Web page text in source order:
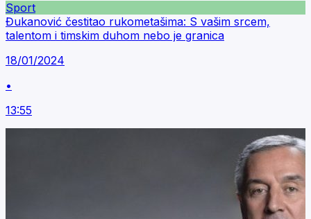
Sport
Đukanović čestitao rukometašima: S vašim srcem,
talentom i timskim duhom nebo je granica
18/01/2024
•
13:55